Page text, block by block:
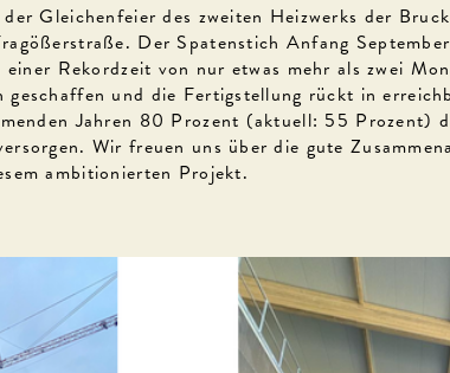
Gleichenfeier des zweiten Heizwerks der
Der Spatenstich Anfang
Rekordzeit von nur etwas mehr als zwei
geschaffen und die Fertigstellung rückt in
Jahren 80 Prozent (aktuell: 55 Prozent)
Wir freuen uns über die gute
ambitionierten Projekt.